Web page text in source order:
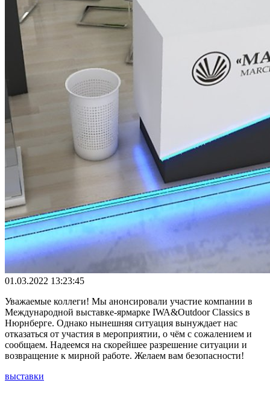
01.03.2022 13:23:45
Уважаемые коллеги! Мы анонсировали участие компании в
Международной выставке-ярмарке IWA&Outdoor Classics в
Нюрнберге. Однако нынешняя ситуация вынуждает нас
отказаться от участия в мероприятии, о чём с сожалением и
сообщаем. Надеемся на скорейшее разрешение ситуации и
возвращение к мирной работе. Желаем вам безопасности!
выставки